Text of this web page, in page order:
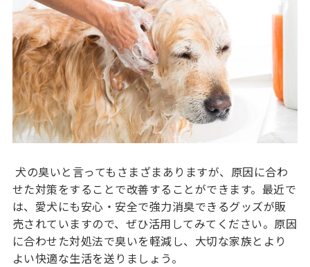
犬の臭いと言ってもさまざまありますが、原因に合わ
せた対策をすることで改善することができます。最近で
は、愛犬にも安心・安全で強力消臭できるグッズが販
売されていますので、ぜひ活用してみてください。原因
に合わせた対処法で臭いを軽減し、大切な家族とより
よい快適な生活を送りましょう。